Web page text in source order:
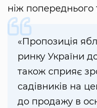
ніж попереднього
«Пропозиція
ринку України
також сприяє
садівників на
до продажу в